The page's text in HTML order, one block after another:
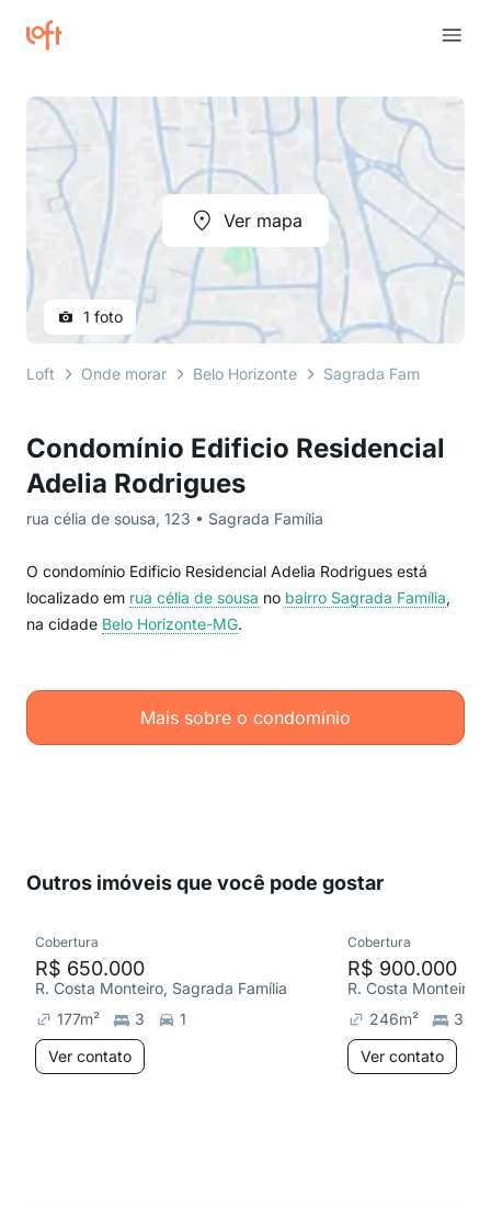
Condomínio Edificio Residencial
Adelia Rodrigues
rua célia de sousa, 123 • Sagrada Família
O condomínio Edificio Residencial Adelia Rodrigues está
localizado em rua célia de sousa no bairro Sagrada Família,
na cidade Belo Horizonte-MG.
Mais sobre o condomínio
Ver mapa
1 foto
Loft Onde morar Belo Horizonte Sagrada Família
Outros imóveis que você pode gostar
Cobertura
R$ 650.000
R. Costa Monteiro, Sagrada Família
177m² 3
1
Ver contato
Cobertura
R$ 900.000
R. Costa Monteiro,
246m²
3
Ver contato